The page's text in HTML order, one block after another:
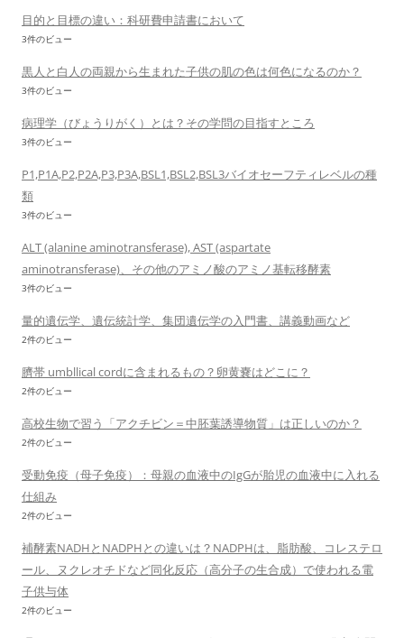
目的と目標の違い：科研費申請書において
3件のビュー
黒人と白人の両親から生まれた子供の肌の色は何色になるのか？
3件のビュー
病理学（びょうりがく）とは？その学問の目指すところ
3件のビュー
P1,P1A,P2,P2A,P3,P3A,BSL1,BSL2,BSL3バイオセーフティレベルの種
類
3件のビュー
ALT (alanine aminotransferase), AST (aspartate
aminotransferase)、その他のアミノ酸のアミノ基転移酵素
3件のビュー
量的遺伝学、遺伝統計学、集団遺伝学の入門書、講義動画など
2件のビュー
臍帯 umbllical cordに含まれるもの？卵黄嚢はどこに？
2件のビュー
高校生物で習う「アクチビン＝中胚葉誘導物質」は正しいのか？
2件のビュー
受動免疫（母子免疫）：母親の血液中のIgGが胎児の血液中に入れる
仕組み
2件のビュー
補酵素NADHとNADPHとの違いは？NADPHは、脂肪酸、コレステロ
ール、ヌクレオチドなど同化反応（高分子の生合成）で使われる電
子供与体
2件のビュー